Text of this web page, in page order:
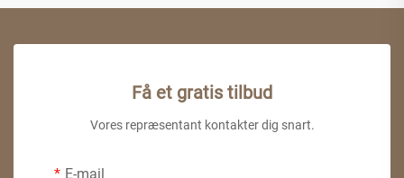
Få et gratis tilbud
Vores repræsentant kontakter dig snart.
E-mail